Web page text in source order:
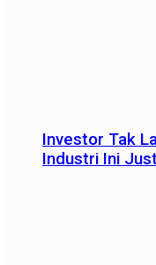
Investor Tak
Industri Ini